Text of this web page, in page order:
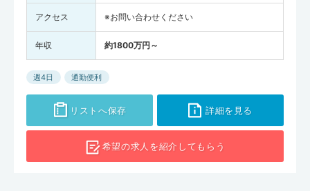
アクセス ※お問い合わせください
年収 約1800万円～
週4日 通勤便利
リストへ保存 詳細を見る
希望の求人を紹介してもらう